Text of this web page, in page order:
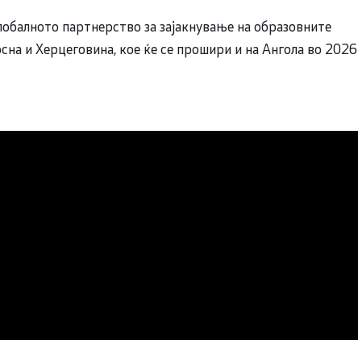
партнерство за зајакнување на образовните
и Херцеговина, кое ќе се прошири и на Ангола во 2026